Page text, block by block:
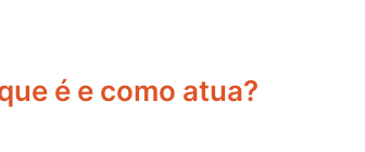
é e como atua?